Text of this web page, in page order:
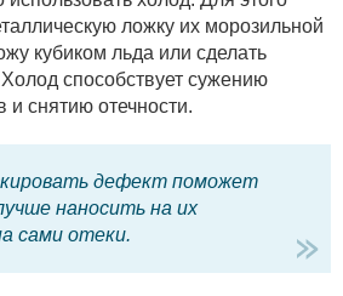
ложку их морозильной
кубиком льда или сделать
способствует сужению
и снятию отечности.
дефект поможет
наносить на их
сами отеки.